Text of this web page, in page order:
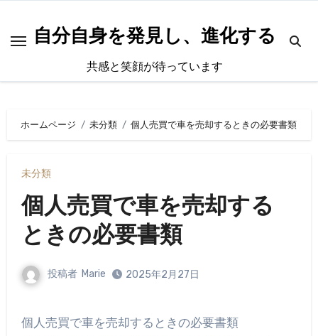
自分自身を発見し、進化する
共感と笑顔が待っています
ホームページ 未分類 個人売買で車を売却するときの必要書類
未分類
個人売買で車を売却する
ときの必要書類
投稿者 Marie 2025年2月27日
個人売買で車を売却するときの必要書類